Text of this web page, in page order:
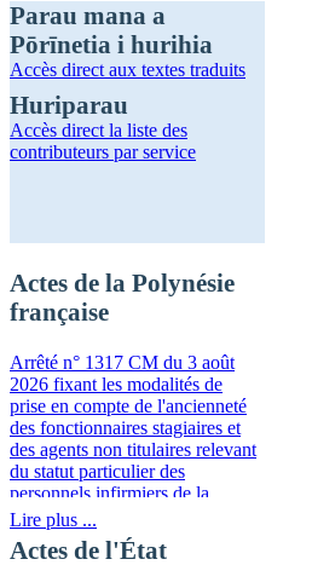
Parau mana a
Pōrīnetia i hurihia
Accès direct aux textes traduits
Huriparau
Accès direct la liste des
contributeurs par service
Actes de la Polynésie
française
Arrêté n° 1317 CM du 3 août
2026 fixant les modalités de
prise en compte de l'ancienneté
des fonctionnaires stagiaires et
des agents non titulaires relevant
du statut particulier des
personnels infirmiers de la
fonction publique de la
Polynésie française
Lire plus ...
Actes de l'État